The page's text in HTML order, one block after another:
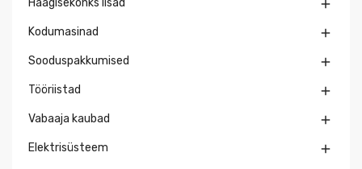
Haagisekonks lisad 
Kodumasinad 
Sooduspakkumised 
Tööriistad 
Vabaaja kaubad 
Elektrisüsteem 